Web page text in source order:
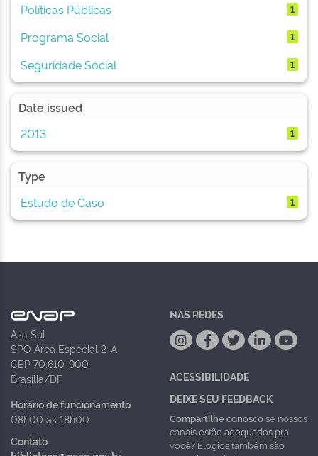
Políticas Públicas 1
Programa Social 1
Seguridade Social 1
Date issued
2013
1
Type
Estudo de Caso
1
Asa Sul
SPO Área Especial 2-A
CEP 70.610-900
Brasília/DF
Horário de funcionamento
08h00 às 18h00
Contato
NAS REDES
ACESSIBILIDADE
DEIXE SEU FEEDBACK
Compartilhe conoscose nossos
canais estão adequados pra
você? Elogios também são